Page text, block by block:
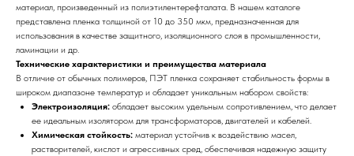
материал, произведенный из полиэтилентерефталата. В нашем каталоге
представлена пленка толщиной от 10 до 350 мкм, предназначенная для
использования в качестве защитного, изоляционного слоя в промышленности,
ламинации и др.
Технические характеристики и преимущества материала
В отличие от обычных полимеров, ПЭТ пленка сохраняет стабильность формы в
широком диапазоне температур и обладает уникальным набором свойств:
Электроизоляция: обладает высоким удельным сопротивлением, что делает
ее идеальным изолятором для трансформаторов, двигателей и кабелей.
Химическая стойкость: материал устойчив к воздействию масел,
растворителей, кислот и агрессивных сред, обеспечивая надежную защиту